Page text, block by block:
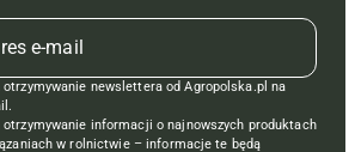
otrzymywanie newslettera od Agropolska.pl na
otrzymywanie informacji o najnowszych produktach
w rolnictwie – informacje te będą